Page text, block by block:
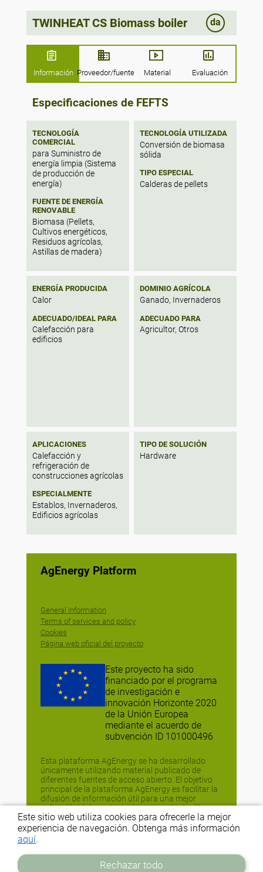
TWINHEAT CS Biomass boiler da
Información Proveedor/fuente Material Evaluación
Especificaciones de FEFTS
TECNOLOGÍA
COMERCIAL
para Suministro de
energía limpia (Sistema
de producción de
energía)
FUENTE DE ENERGÍA
RENOVABLE
Biomasa (Pellets,
Cultivos energéticos,
Residuos agrícolas,
Astillas de madera)
TECNOLOGÍA UTILIZADA
Conversión de biomasa
sólida
TIPO ESPECIAL
Calderas de pellets
ENERGÍA PRODUCIDA
Calor
ADECUADO/IDEAL PARA
Calefacción para
edificios
DOMINIO AGRÍCOLA
Ganado, Invernaderos
ADECUADO PARA
Agricultor, Otros
APLICACIONES
Calefacción y
refrigeración de
construcciones agrícolas
ESPECIALMENTE
Establos, Invernaderos,
Edificios agrícolas
TIPO DE SOLUCIÓN
Hardware
AgEnergy Platform
General Information
Terms of services and policy
Cookies
Página web oficial del proyecto
Este proyecto ha sido
financiado por el programa
de investigación e
innovación Horizonte 2020
de la Unión Europea
mediante el acuerdo de
subvención ID 101000496
Esta plataforma AgEnergy se ha desarrollado
únicamente utilizando material publicado de
diferentes fuentes de acceso abierto. El objetivo
principal de la plataforma AgEnergy es facilitar la
difusión de información útil para una mejor
aplicación de las estrategias y tecnologías libres
de energía fósil (FEFTS), y no tiene fines
comerciales o comparativos. Si no estás de
acuerdo con la difusión de la información, ponte
info@agrofossilfree.eu
Este sitio web utiliza cookies para ofrecerle la mejor
experiencia de navegación. Obtenga más información
aquí.
Rechazar todo